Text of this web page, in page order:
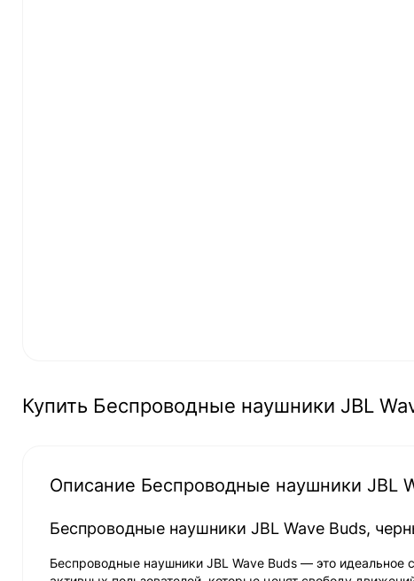
Купить Беспроводные наушники JBL
Описание Беспроводные наушники JBL
Беспроводные наушники JBL Wave Buds,
Беспроводные наушники JBL Wave Buds — это идеальное